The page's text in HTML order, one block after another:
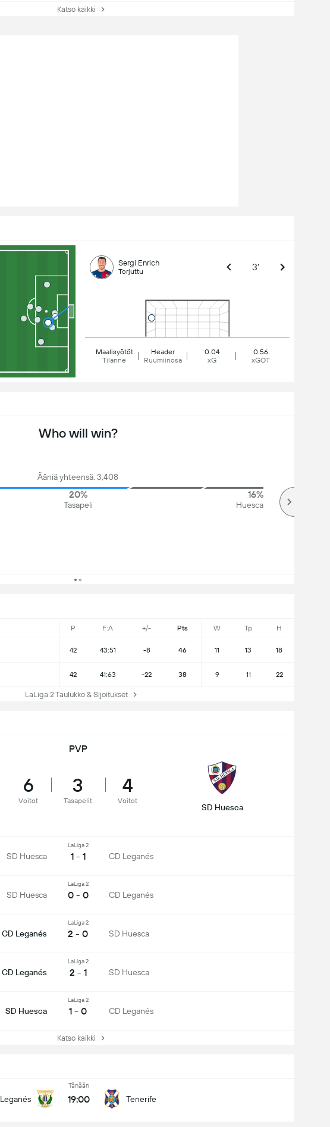
Leganés
Tänään
19:00 Tenerife
Katso kaikki
Sergi Enrich
Torjuttu 3'
Maalisyötöt
Tilanne
Header
Ruumiinosa
0.04
xG
0.56
xGOT
P F:A +/- Pts W Tp H
42 43:51 -8 46 11 13 18
42 41:63 -22 38 9 11 22
LaLiga 2 Taulukko & Sijoitukset
Who will win?
Ääniä yhteensä: 3,408
20%
Tasapeli
16%
Huesca
PVP
6
Voitot
3
Tasapelit
4
Voitot
SD Huesca
SD Huesca
LaLiga 2
1 - 1 CD Leganés
SD Huesca
LaLiga 2
0 - 0 CD Leganés
CD Leganés
LaLiga 2
2 - 0 SD Huesca
CD Leganés
LaLiga 2
2 - 1 SD Huesca
SD Huesca
LaLiga 2
1 - 0 CD Leganés
Katso kaikki